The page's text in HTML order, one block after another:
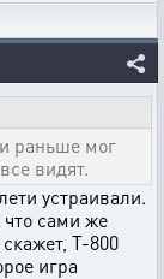
раньше мог
видят.
устраивали.
что сами же
Т-800
игра